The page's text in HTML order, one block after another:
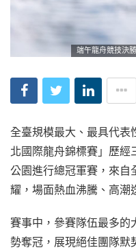
端午龍舟競技決
全臺規模最大、最具代表
北國際龍舟錦標賽」歷經
公園進行總冠軍賽，來自
耀，場面熱血沸騰、高潮
賽事中，參賽隊伍最多的
勢奪冠，展現絕佳團隊默